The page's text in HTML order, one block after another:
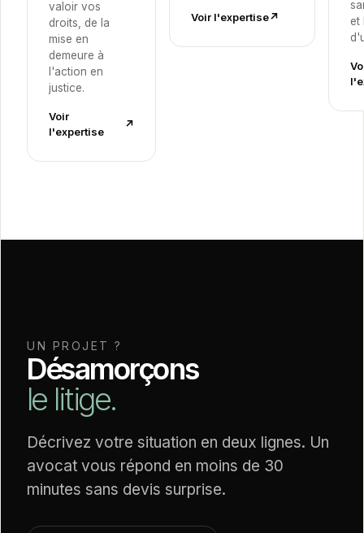
valoir vos
droits, de la
mise en
demeure à
l'action en
justice.
Voir
l'expertise
↗︎
Voir l'expertise↗︎
et
UN PROJET ?
Désamorçons
le litige.
Décrivez votre situation en deux lignes. Un
avocat vous répond en moins de 30
minutes sans devis surprise.